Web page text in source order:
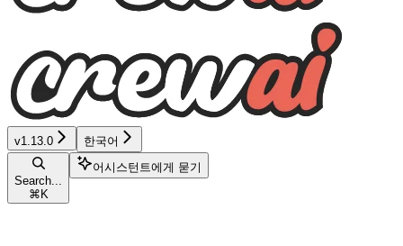
v1.13.0 한국어
Search...
⌘ K
어시스턴트에게 묻기